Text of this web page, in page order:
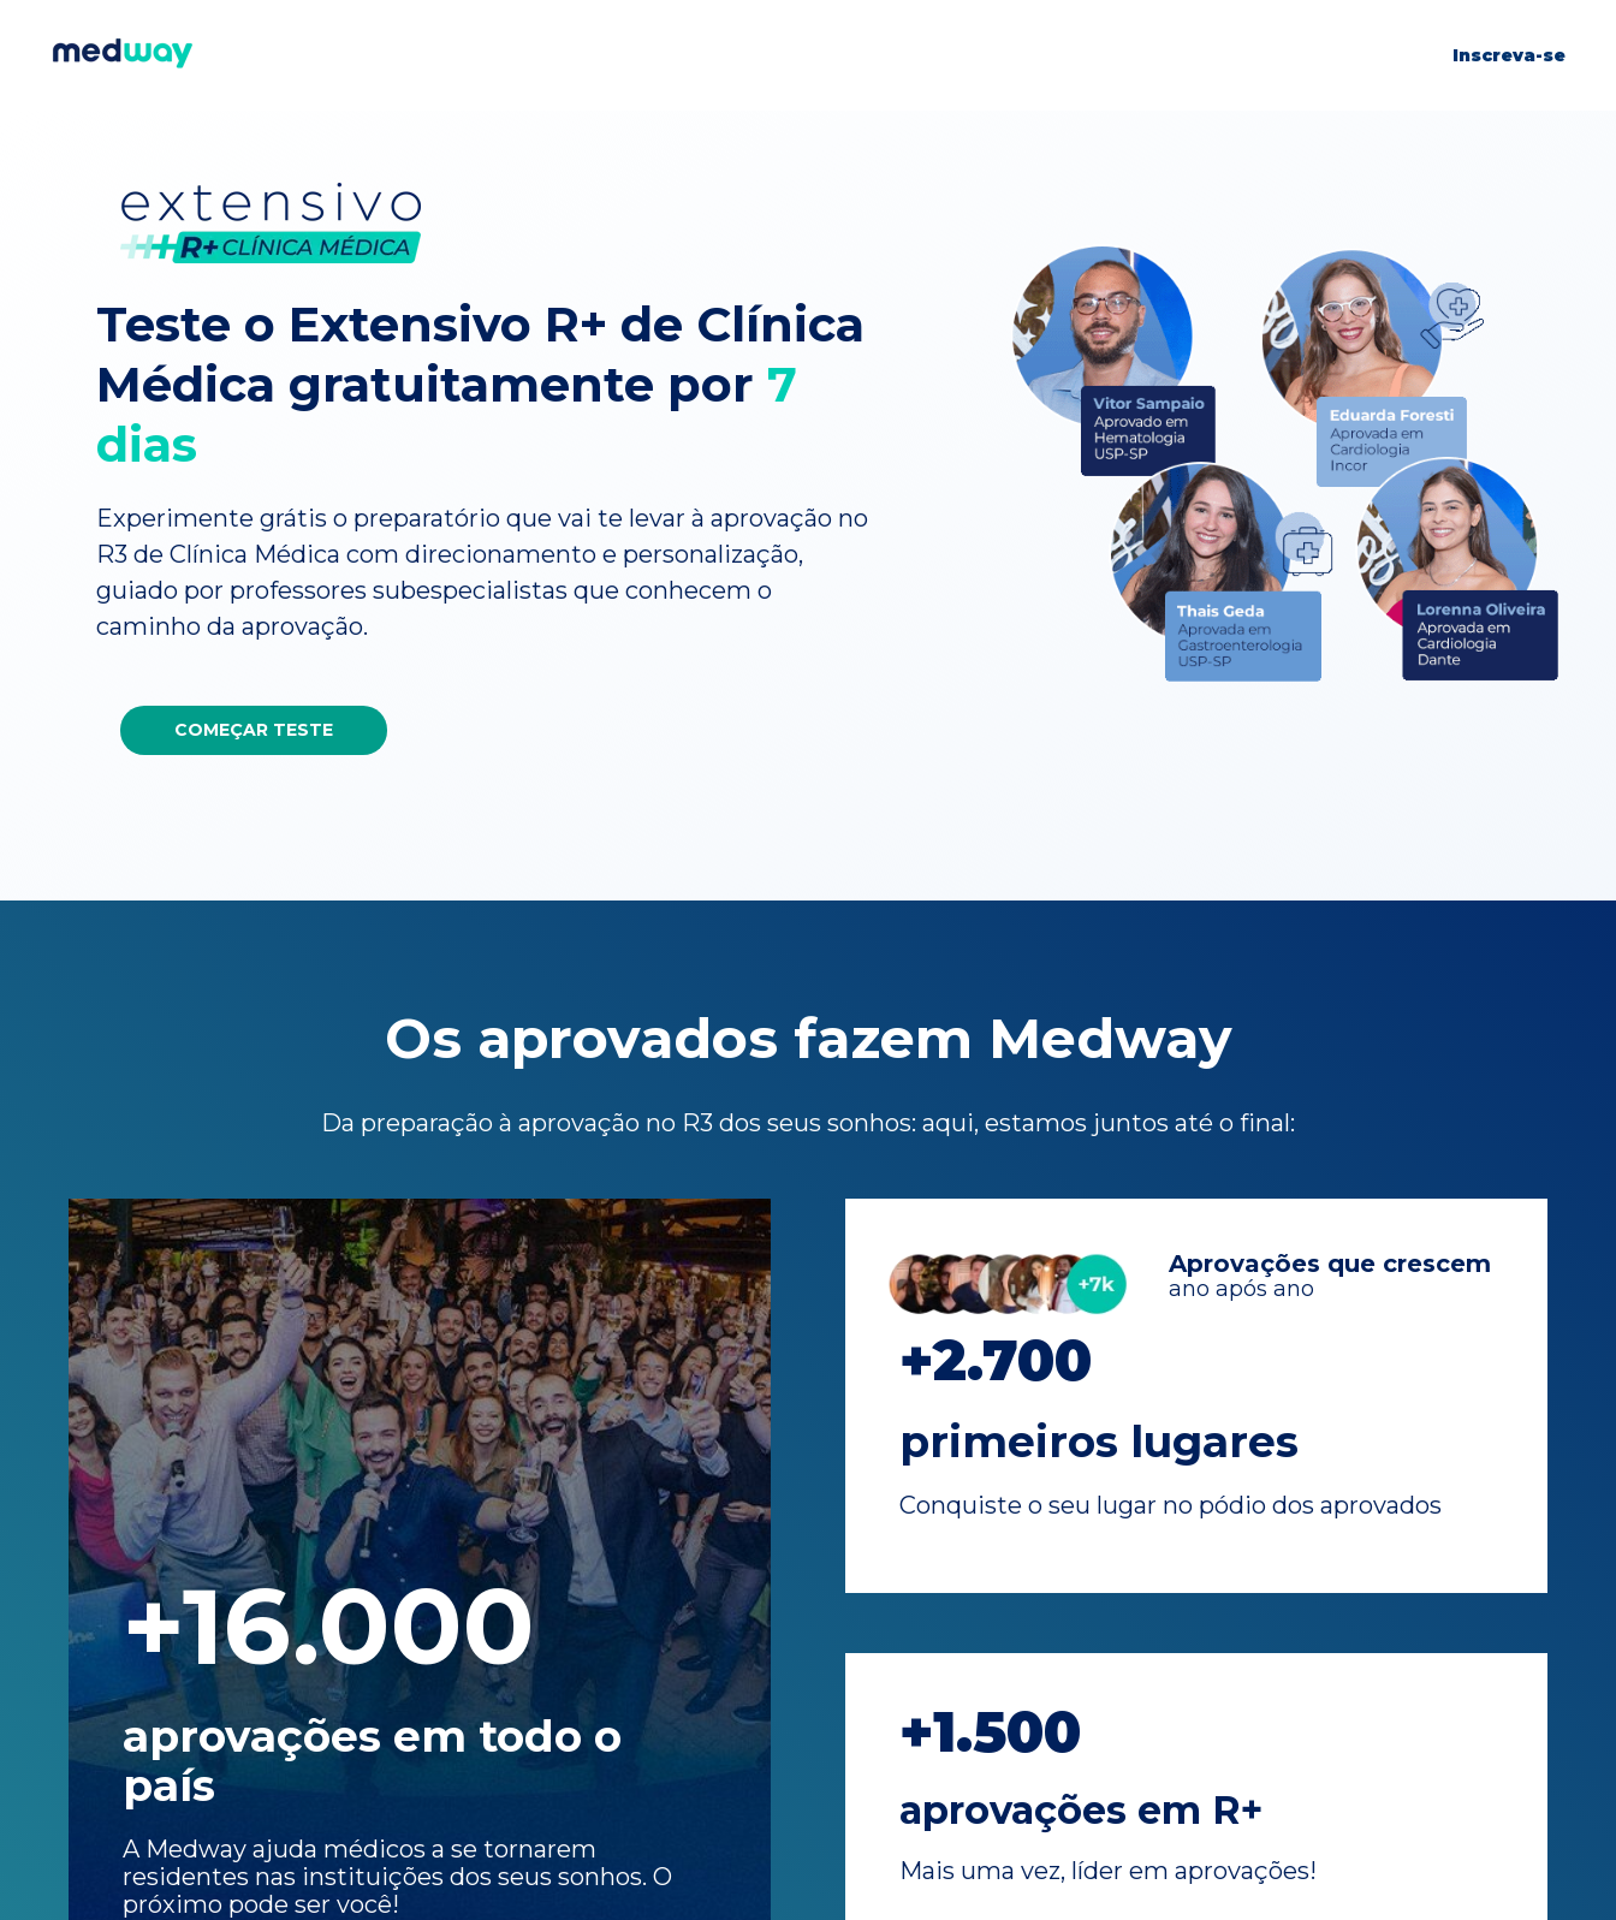
Inscreva-se
Teste o Extensivo R+ de Clínica
Médica gratuitamente por 7
dias
Experimente grátis o preparatório que vai te levar à aprovação no
R3 de Clínica Médica com direcionamento e personalização,
guiado por professores subespecialistas que conhecem o
caminho da aprovação.
COMEÇAR TESTE
Os aprovados fazem Medway
Da preparação à aprovação no R3 dos seus sonhos: aqui, estamos juntos até o final:
+16.000
aprovações em todo o
país
A Medway ajuda médicos a se tornarem
residentes nas instituições dos seus sonhos. O
próximo pode ser você!
Aprovações que crescem
ano após ano
+2.700
primeiros lugares
Conquiste o seu lugar no pódio dos aprovados
+1.500
aprovações em R+
Mais uma vez, líder em aprovações!